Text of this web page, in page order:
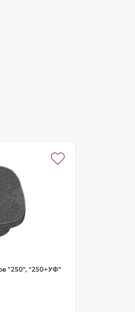
"250", "250+УФ"